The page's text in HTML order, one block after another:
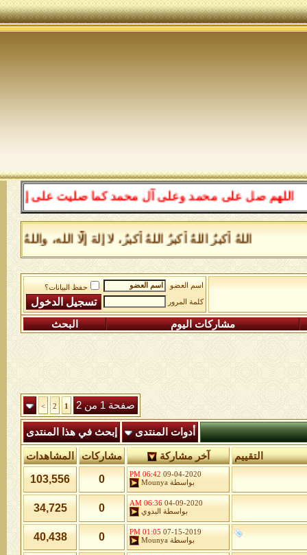
صل على محمد وعلى آل محمد كما صليت على إبراهيم
اللهُ أكبرُ اللهُ أكبرُ اللهُ أكبرُ، لا إلهَ إلَّا الله،
اسم العضو
حفظ البيانات؟
كلمة المرور
مشاركات اليوم البحث
صفحة 1 من 2 1
2
>
أدوات المنتدى إبحث في هذا المنتدى
التقييم آخر مشاركة مشاركات المشاهدات
09-04-2020
06:42 PM
بواسطة Mounya
0
103,556
04-09-2020
06:36 AM
بواسطة
البدوي 0
34,725
07-15-2019
01:05 PM
بواسطة Mounya
0
40,438